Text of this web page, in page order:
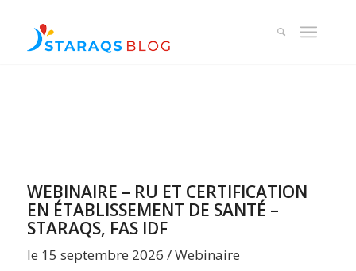
WEBINAIRE – RU ET CERTIFICATION
EN ÉTABLISSEMENT DE SANTÉ –
STARAQS, FAS IDF
le 15 septembre 2026 / Webinaire